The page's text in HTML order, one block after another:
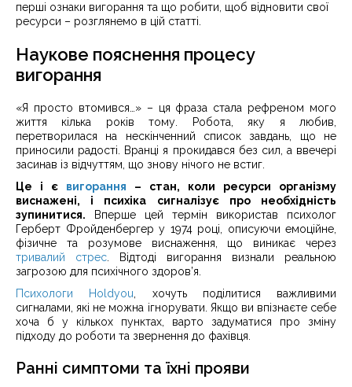
перші ознаки вигорання та що робити, щоб відновити свої
ресурси – розглянемо в цій статті.
Наукове пояснення процесу
вигорання
«Я просто втомився…» – ця фраза стала рефреном мого
життя кілька років тому. Робота, яку я любив,
перетворилася на нескінченний список завдань, що не
приносили радості. Вранці я прокидався без сил, а ввечері
засинав із відчуттям, що знову нічого не встиг.
Це і є вигорання – стан, коли ресурси організму
виснажені, і психіка сигналізує про необхідність
зупинитися. Вперше цей термін використав психолог
Герберт Фройденбергер у 1974 році, описуючи емоційне,
фізичне та розумове виснаження, що виникає через
тривалий стрес . Відтоді вигорання визнали реальною
загрозою для психічного здоров’я.
Психологи Holdyou , хочуть поділитися важливими
сигналами, які не можна ігнорувати. Якщо ви впізнаєте себе
хоча б у кількох пунктах, варто задуматися про зміну
підходу до роботи та звернення до фахівця.
Ранні симптоми та їхні прояви